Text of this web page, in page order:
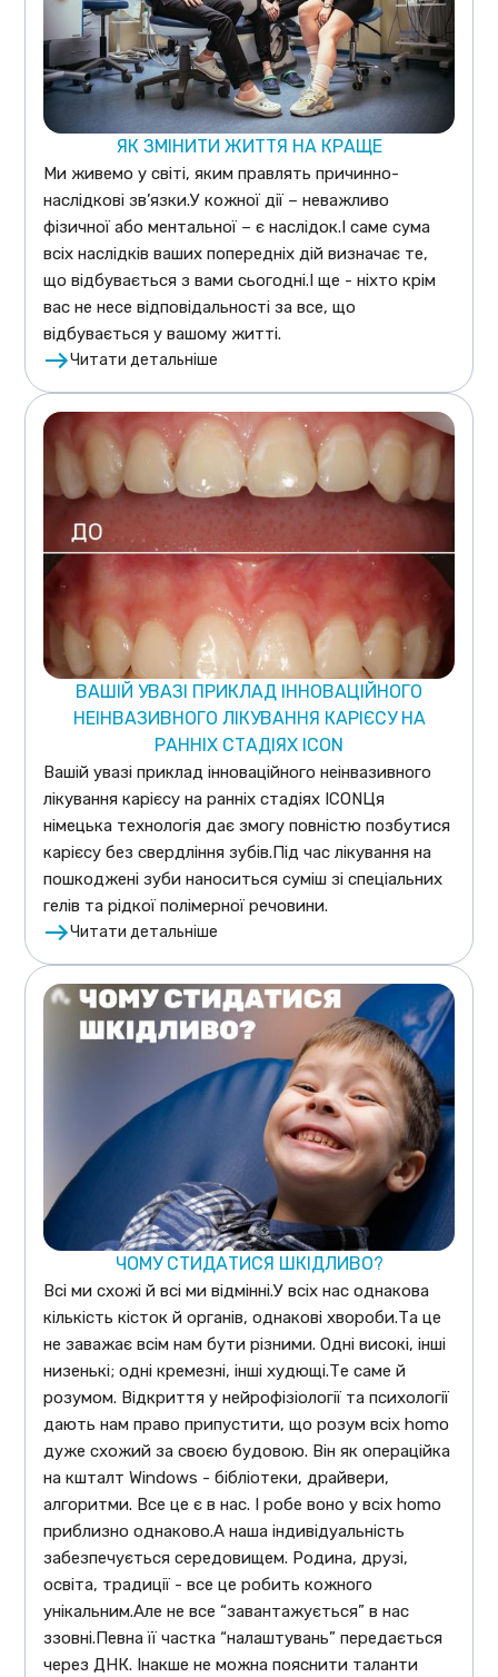
ЯК ЗМІНИТИ ЖИТТЯ НА КРАЩЕ
Ми живемо у світі, яким правлять причинно-
наслідкові зв’язки.У кожної дії – неважливо
фізичної або ментальної – є наслідок.І саме сума
всіх наслідків ваших попередніх дій визначає те,
що відбувається з вами сьогодні.І ще - ніхто крім
вас не несе відповідальності за все, що
відбувається у вашому житті.
Читати детальніше
ВАШІЙ УВАЗІ ПРИКЛАД ІННОВАЦІЙНОГО
НЕІНВАЗИВНОГО ЛІКУВАННЯ КАРІЄСУ НА
РАННІХ СТАДІЯХ ICON
Вашій увазі приклад інноваційного неінвазивного
лікування карієсу на ранніх стадіях ICONЦя
німецька технологія дає змогу повністю позбутися
карієсу без свердління зубів.Під час лікування на
пошкоджені зуби наноситься суміш зі спеціальних
гелів та рідкої полімерної речовини.
Читати детальніше
ЧОМУ СТИДАТИСЯ ШКІДЛИВО?
Всі ми схожі й всі ми відмінні.У всіх нас однакова
кількість кісток й органів, однакові хвороби.Та це
не заважає всім нам бути різними. Одні високі, інші
низенькі; одні кремезні, інші худющі.Те саме й
розумом. Відкриття у нейрофізіології та психології
дають нам право припустити, що розум всіх homo
дуже схожий за своєю будовою. Він як операційка
на кшталт Windows - бібліотеки, драйвери,
алгоритми. Все це є в нас. І робе воно у всіх homo
приблизно однаково.А наша індивідуальність
забезпечується середовищем. Родина, друзі,
освіта, традиції - все це робить кожного
унікальним.Але не все “завантажується” в нас
ззовні.Певна її частка “налаштувань” передається
через ДНК. Інакше не можна пояснити таланти